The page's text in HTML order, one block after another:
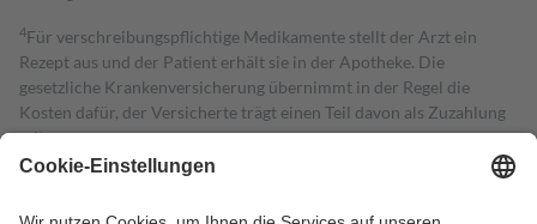
4Für verschreibungspflichtige Medikamente stellt der Arzt ein
Rezept aus und der Patient erhält sie in der Apotheke. Die
gesetzliche Krankenversicherung übernimmt in der Regel die
Kosten dafür, der Versicherte trägt einen Teil davon als Zuzahlung
mit.
Grundsätzlich leisten Mitglieder Zuzahlungen in Höhe von zehn
höchstens zehn Euro.
Es sind jedoch nie mehr als die tatsächlichen